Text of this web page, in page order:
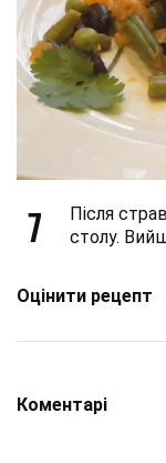
7
Після
столу.
Оцінити рецепт
Коментарі